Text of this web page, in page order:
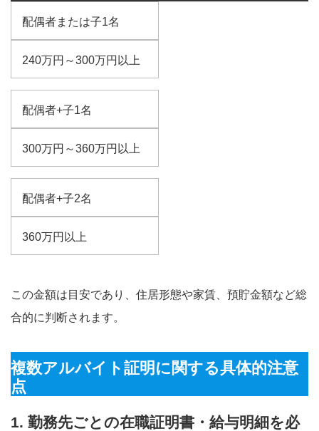
配偶者または子1名
240万円～300万円以上
配偶者+子1名
300万円～360万円以上
配偶者+子2名
360万円以上
この金額は目安であり、住居形態や家賃、預貯金額など総
合的に判断されます。
複数アルバイト証明に関する具体的注意
点
1. 勤務先ごとの在職証明書・給与明細を必